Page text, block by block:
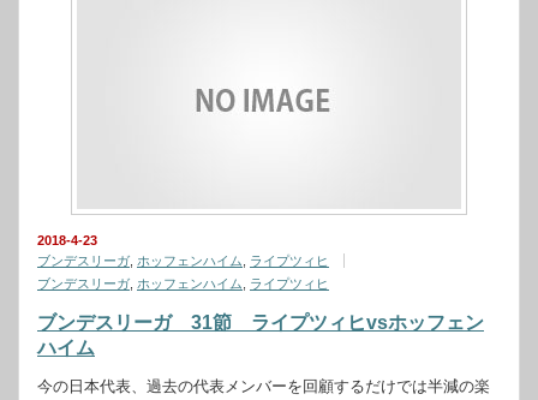
2018-4-23
ブンデスリーガ ホッフェンハイム
ライプツィヒ
ブンデスリーガ ホッフェンハイム ライプツィヒ
ブンデスリーガ 31節 ライプツィヒvsホッフェン
ハイム
今の日本代表、過去の代表メンバーを回顧するだけでは半減の楽